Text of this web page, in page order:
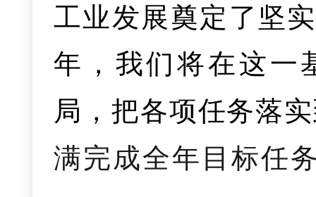
建设贡献人社力量
施“千店万户”就业
服务高校毕业生就
创业1.6万人以上，
电商、社交电商等
营店、连锁店，通
货”变成市场上的“
推进夜市、集市、
家、医养结合机构
学科。
四是质量水平
育、质量监管，推
加有力。我市24个
2025年中国品牌价
三是优化投资结
设施投资，保障民
分别达50%、30%
工业发展奠定了坚
年，我们将在这一
局，把各项任务落
满完成全年目标任